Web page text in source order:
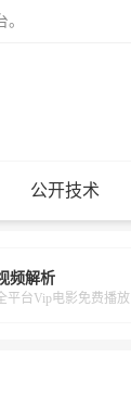
公开技术
频解析
平台Vip电影免费播放